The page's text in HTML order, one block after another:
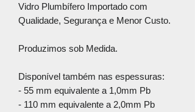
Vidro Plumbífero Importado com
Qualidade, Segurança e Menor Custo.
Produzimos sob Medida.
Disponível também nas espessuras:
- 55 mm equivalente a 1,0mm Pb
- 110 mm equivalente a 2,0mm Pb